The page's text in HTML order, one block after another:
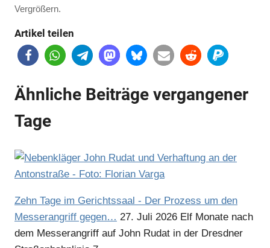
Vergrößern.
Artikel teilen
Ähnliche Beiträge vergangener
Tage
Zehn Tage im Gerichtssaal - Der Prozess um den
Messerangriff gegen… 27. Juli 2026 Elf Monate nach
dem Messerangriff auf John Rudat in der Dresdner